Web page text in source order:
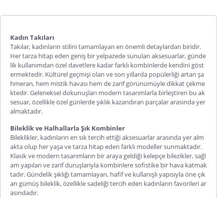
Kadın Takıları
Takılar, kadınların stilini tamamlayan en önemli detaylardan biridir.
Her tarza hitap eden geniş bir yelpazede sunulan aksesuarlar, günde
lik kullanımdan özel davetlere kadar farklı kombinlerde kendini göst
ermektedir. Kültürel geçmişi olan ve son yıllarda popülerliği artan şa
hmeran, hem mistik havası hem de zarif görünümüyle dikkat çekme
ktedir. Geleneksel dokunuşları modern tasarımlarla birleştiren bu ak
sesuar, özellikle özel günlerde şıklık kazandıran parçalar arasında yer
almaktadır.
Bileklik ve Halhallarla Şık Kombinler
Bileklikler, kadınların en sık tercih ettiği aksesuarlar arasında yer alm
akta olup her yaşa ve tarza hitap eden farklı modeller sunmaktadır.
Klasik ve modern tasarımların bir araya geldiği kelepçe bilezikler, sağl
am yapıları ve zarif duruşlarıyla kombinlere sofistike bir hava katmak
tadır. Gündelik şıklığı tamamlayan, hafif ve kullanışlı yapısıyla öne çık
an gümüş bileklik, özellikle sadeliği tercih eden kadınların favorileri ar
asındadır.